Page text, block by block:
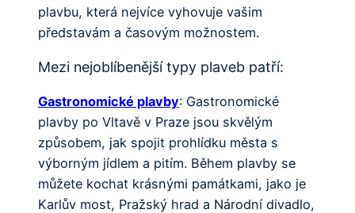
plavbu, která nejvíce vyhovuje vašim
představám a časovým možnostem.
Mezi nejoblíbenější typy plaveb patří:
Gastronomické plavby: Gastronomické
plavby po Vltavě v Praze jsou skvělým
způsobem, jak spojit prohlídku města s
výborným jídlem a pitím. Během plavby se
můžete kochat krásnými památkami, jako je
Karlův most, Pražský hrad a Národní divadlo,